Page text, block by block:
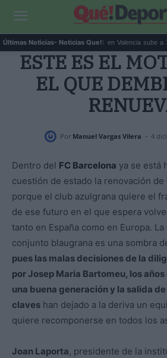
Últimas Noticias- Noticias Que!:
El precio de la vivienda en Valencia sube a 3.485
ESTE ES EL
EL QUE
Por Manuel Vargas Vilera - 4
Dentro del FC Barcelona ya se está
cuestión de estado la renovación de
porque el club azulgrana quiere el
de ese futuro en el que espera
tanto en España como en Europa.
conjunto blaugrana es una sombra
pues las malas decisiones de la
por Josep Maria Bartomeu, los
una buena generación y la salida
claves han dejado a la deriva un
quiere recomponerse en todos los
Joan Laporta, presidente de la